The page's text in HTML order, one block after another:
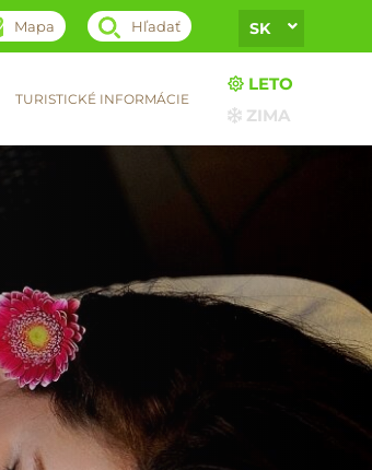
Mapa Hľadať SK
TURISTICKÉ INFORMÁCIE
LETO
ZIMA